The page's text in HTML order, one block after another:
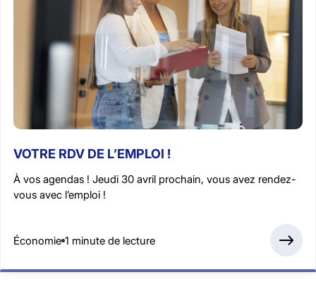
VOTRE RDV DE L’EMPLOI !
À vos agendas ! Jeudi 30 avril prochain, vous avez rendez-
vous avec l’emploi !
Économie 1 minute de lecture